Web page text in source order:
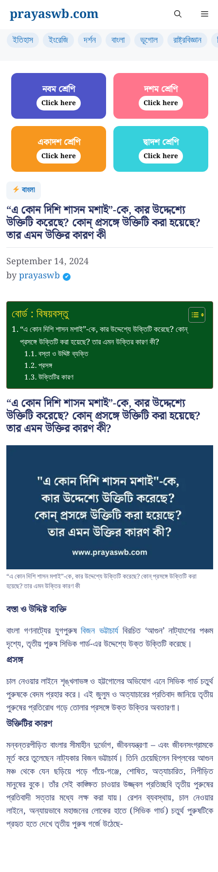
content
prayaswb.com
ইতিহাস ইংরেজি দর্শন বাংলা ভূগোল রাষ্ট্রবিজ্ঞান
নবম শ্রেণি
Click here
দশম শ্রেণি
Click here
একাদশ শ্রেণি
Click here
দ্বাদশ শ্রেণি
Click here
বাংলা
“এ কোন দিশি শাসন মশাই”-কে, কার উদ্দেশ্যে
উক্তিটি করেছে? কোন্ প্রসঙ্গে উক্তিটি করা হয়েছে?
তার এমন উক্তির কারণ কী
September 14, 2024
byprayaswb
বোর্ড : বিষয়বস্তু
“এ কোন দিশি শাসন মশাই”-কে, কার উদ্দেশ্যে উক্তিটি করেছে? কোন্
প্রসঙ্গে উক্তিটি করা হয়েছে? তার এমন উক্তির কারণ কী?
বস্তা ও উদ্দিষ্ট ব্যক্তি
প্রসঙ্গ
উক্তিটির কারণ
“এ কোন দিশি শাসন মশাই”-কে, কার উদ্দেশ্যে
উক্তিটি করেছে? কোন্ প্রসঙ্গে উক্তিটি করা হয়েছে?
তার এমন উক্তির কারণ কী?
“এ কোন দিশি শাসন মশাই”-কে, কার উদ্দেশ্যে উক্তিটি করেছে? কোন্ প্রসঙ্গে উক্তিটি করা
হয়েছে? তার এমন উক্তির কারণ কী
বস্তা ও উদ্দিষ্ট ব্যক্তি
বাংলা গণনাট্যের যুগপুরুষবিজন ভট্টাচার্যবিরচিত ‘আগুন’ নাট্যাংশের পঞ্চম
দৃশ্যে, তৃতীয় পুরুষ সিভিক গার্ড-এর উদ্দেশ্যে উক্ত উক্তিটি করেছে।
প্রসঙ্গ
চাল নেওয়ার লাইনে শৃঙ্খলাভঙ্গ ও হট্টগোলের অভিযোগ এনে সিভিক গার্ড চতুর্থ
পুরুষকে বেদম প্রহার করে। এই জুলুম ও অত্যাচারের প্রতিবাদ জানিয়ে তৃতীয়
পুরুষের প্রতিরোধ গড়ে তোলার প্রসঙ্গে উক্ত উক্তির অবতারণা।
উক্তিটির কারণ
মন্বন্তরপীড়িত বাংলার সীমাহীন দুর্ভোগ, জীবনযন্ত্রণা – এবং জীবনসংগ্রামকে
মূর্ত করে তুলেছেন নাট্যকার বিজন ভট্টাচার্য। তিনি চেয়েছিলেন বিপ্লবের আগুন
মঞ্চ থেকে যেন ছড়িয়ে পড়ে গাঁয়ে-গঞ্জে, শোষিত, অত্যাচারিত, নিপীড়িত
মানুষের বুকে। তাঁর সেই কাঙ্ক্ষিত চাওয়ার উজ্জ্বল প্রতিচ্ছবি তৃতীয় পুরুষের
প্রতিবাদী সত্তার মধ্যে লক্ষ করা যায়। রেশন ব্যবস্থায়, চাল নেওয়ার
লাইনে, অন্যায়ভাবে মহাজনের লোকের হাতে (সিভিক গার্ড) চতুর্থ পুরুষটিকে
প্রহৃত হতে দেখে তৃতীয় পুরুষ গর্জে উঠেছে-